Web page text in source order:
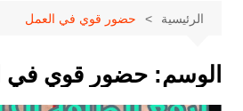
الرئيسية حضور قوي في العمل
الوسم: حضور قوي في